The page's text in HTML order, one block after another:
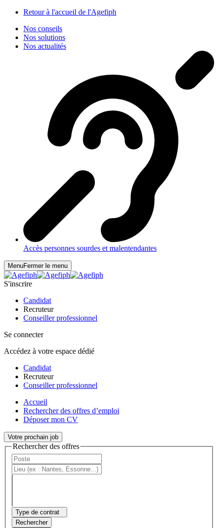
Retour à l'accueil de l'Agefiph
Nos conseils
Nos solutions
Nos actualités
Accès personnes sourdes et malentendantes
MenuFermer le menu
S'inscrire
Candidat
Recruteur
Conseiller professionnel
Se connecter
Accédez à votre espace dédié
Candidat
Recruteur
Conseiller professionnel
Accueil
Rechercher des offres d’emploi
Déposer mon CV
Votre prochain job
Rechercher des offres
Type de contrat
Rechercher